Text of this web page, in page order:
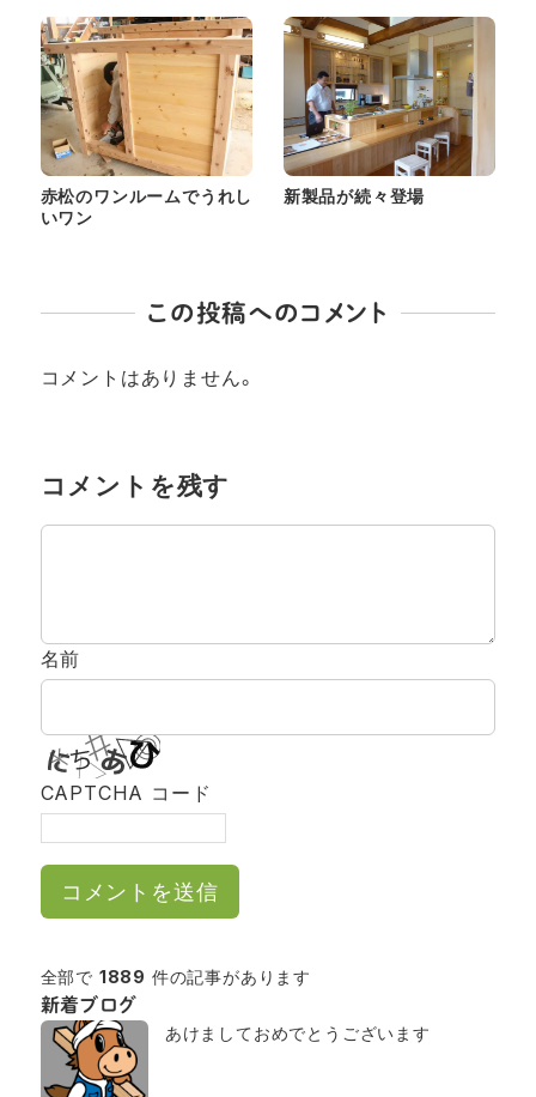
赤松のワンルームでうれし
いワン
新製品が続々登場
この投稿へのコメント
コメントはありません。
コメントを残す
名前
CAPTCHA コード
全部で 1889 件の記事があります
新着ブログ
あけましておめでとうございます